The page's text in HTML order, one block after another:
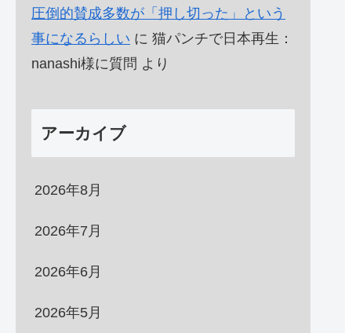
圧倒的賛成多数が「押し切った」という
事になるらしい に 猫パンチで日本再生：
nanashi様に質問 より
アーカイブ
2026年8月
2026年7月
2026年6月
2026年5月